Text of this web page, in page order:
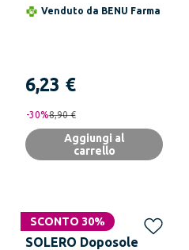
Venduto da BENU Farma
6,23 €
-30%8,90 €
Aggiungi al
carrello
SCONTO 30%
SOLERO Doposole